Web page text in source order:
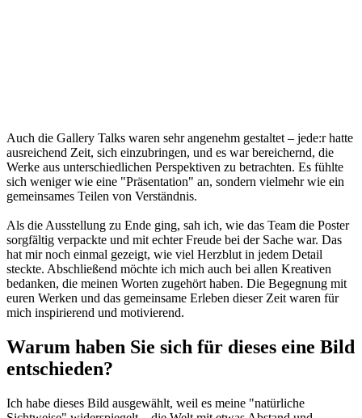
Auch die Gallery Talks waren sehr angenehm gestaltet – jede:r hatte
ausreichend Zeit, sich einzubringen, und es war bereichernd, die
Werke aus unterschiedlichen Perspektiven zu betrachten. Es fühlte
sich weniger wie eine "Präsentation" an, sondern vielmehr wie ein
gemeinsames Teilen von Verständnis.
Als die Ausstellung zu Ende ging, sah ich, wie das Team die Poster
sorgfältig verpackte und mit echter Freude bei der Sache war. Das
hat mir noch einmal gezeigt, wie viel Herzblut in jedem Detail
steckte. Abschließend möchte ich mich auch bei allen Kreativen
bedanken, die meinen Worten zugehört haben. Die Begegnung mit
euren Werken und das gemeinsame Erleben dieser Zeit waren für
mich inspirierend und motivierend.
Warum haben Sie sich für dieses eine Bild
entschieden?
Ich habe dieses Bild ausgewählt, weil es meine "natürliche